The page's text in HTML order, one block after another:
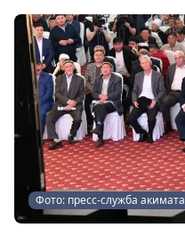
Фото: пресс-служба